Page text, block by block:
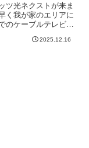
ツ光ネクストが来ま
く我が家のエリアに
のケーブルテレビ回
すが、今回は便宜上
2025.12.16